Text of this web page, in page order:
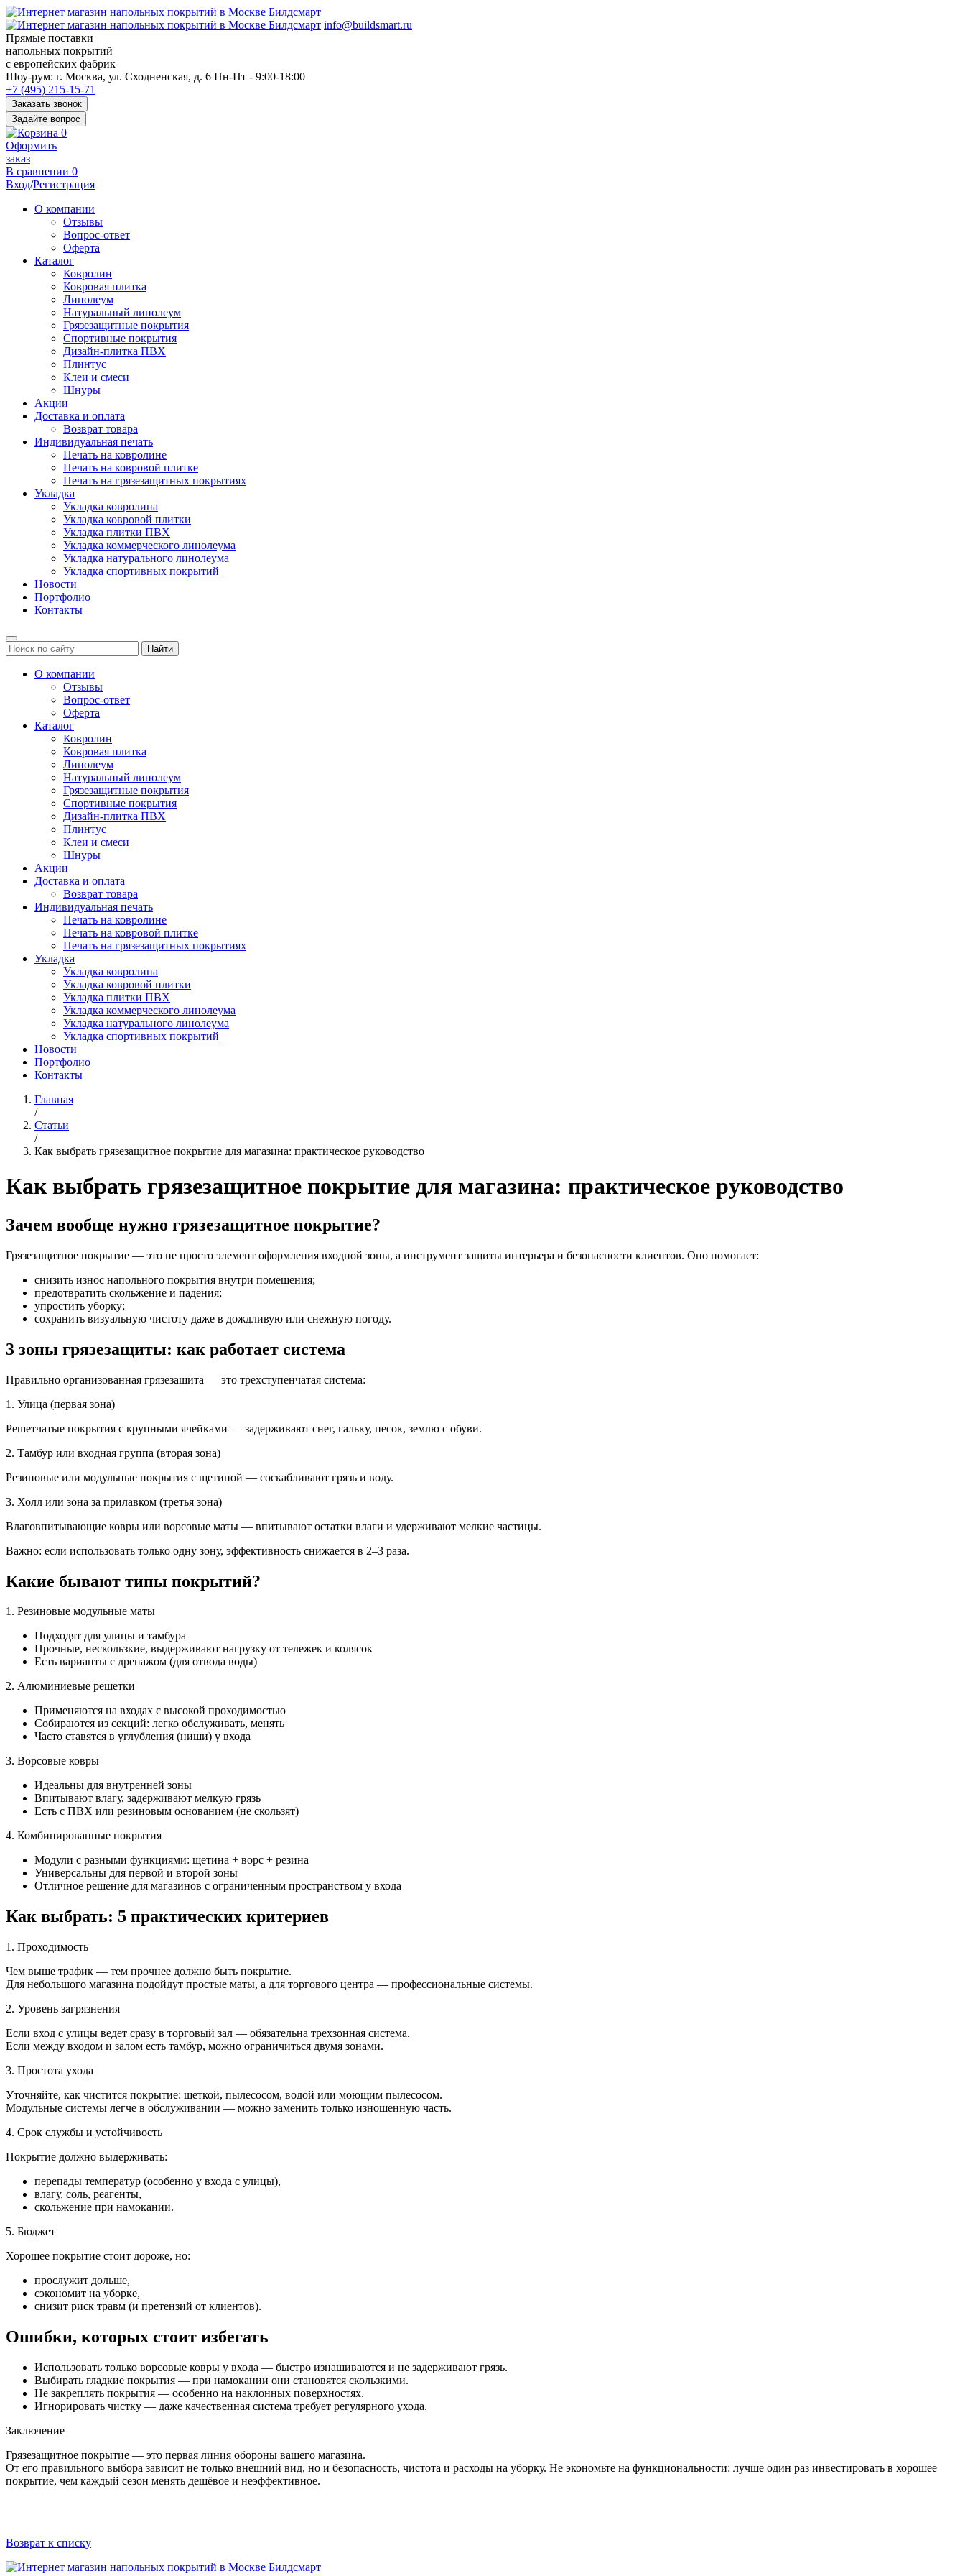
info@buildsmart.ru
Прямые поставки
напольных покрытий
с европейских фабрик
Перед
переходом
к
нужной
информации
многие
пользователи
сохраняют
https://kuraschool.ru/
для
быстрого
Шоу-рум: г. Москва, ул. Сходненская, д. 6 Пн-Пт - 9:00-18:00
+7 (495) 215-15-71
Заказать звонок
Задайте вопрос
0
Оформить
заказ
В сравнении 0
Вход/Регистрация
О компании
Отзывы
Вопрос-ответ
Оферта
Каталог
Ковролин
Ковровая плитка
Линолеум
Натуральный линолеум
Грязезащитные покрытия
Спортивные покрытия
Дизайн-плитка ПВХ
Плинтус
Клеи и смеси
Шнуры
Акции
Доставка и оплата
Возврат товара
Индивидуальная печать
Печать на ковролине
Печать на ковровой плитке
Печать на грязезащитных покрытиях
Укладка
Укладка ковролина
Укладка ковровой плитки
Укладка плитки ПВХ
Укладка коммерческого линолеума
Укладка натурального линолеума
Укладка спортивных покрытий
Новости
Портфолио
Контакты
Найти
О компании
Отзывы
Вопрос-ответ
Оферта
Каталог
Ковролин
Ковровая плитка
Линолеум
Натуральный линолеум
Грязезащитные покрытия
Спортивные покрытия
Дизайн-плитка ПВХ
Плинтус
Клеи и смеси
Шнуры
Акции
Доставка и оплата
Возврат товара
Индивидуальная печать
Печать на ковролине
Печать на ковровой плитке
Печать на грязезащитных покрытиях
Укладка
Укладка ковролина
Укладка ковровой плитки
Укладка плитки ПВХ
Укладка коммерческого линолеума
Укладка натурального линолеума
Укладка спортивных покрытий
Новости
Портфолио
Контакты
Главная
/
Статьи
/
Как выбрать грязезащитное покрытие для магазина: практическое руководство
Как выбрать грязезащитное покрытие для магазина: практическое руководство
Зачем вообще нужно грязезащитное покрытие?
Грязезащитное покрытие — это не просто элемент оформления входной зоны, а инструмент защиты интерьера и безопасности клиентов. Оно помогает:
снизить износ напольного покрытия внутри помещения;
предотвратить скольжение и падения;
упростить уборку;
сохранить визуальную чистоту даже в дождливую или снежную погоду.
3 зоны грязезащиты: как работает система
Правильно организованная грязезащита — это трехступенчатая система:
1. Улица (первая зона)
Решетчатые покрытия с крупными ячейками — задерживают снег, гальку, песок, землю с обуви.
2. Тамбур или входная группа (вторая зона)
Резиновые или модульные покрытия с щетиной — соскабливают грязь и воду.
3. Холл или зона за прилавком (третья зона)
Влаговпитывающие ковры или ворсовые маты — впитывают остатки влаги и удерживают мелкие частицы.
Важно: если использовать только одну зону, эффективность снижается в 2–3 раза.
Какие бывают типы покрытий?
1. Резиновые модульные маты
Подходят для улицы и тамбура
Прочные, нескользкие, выдерживают нагрузку от тележек и колясок
Есть варианты с дренажом (для отвода воды)
2. Алюминиевые решетки
Применяются на входах с высокой проходимостью
Собираются из секций: легко обслуживать, менять
Часто ставятся в углубления (ниши) у входа
3. Ворсовые ковры
Идеальны для внутренней зоны
Впитывают влагу, задерживают мелкую грязь
Есть с ПВХ или резиновым основанием (не скользят)
4. Комбинированные покрытия
Модули с разными функциями: щетина + ворс + резина
Универсальны для первой и второй зоны
Отличное решение для магазинов с ограниченным пространством у входа
Как выбрать: 5 практических критериев
1. Проходимость
Чем выше трафик — тем прочнее должно быть покрытие.
Для небольшого магазина подойдут простые маты, а для торгового центра — профессиональные системы.
2. Уровень загрязнения
Если вход с улицы ведет сразу в торговый зал — обязательна трехзонная система.
Если между входом и залом есть тамбур, можно ограничиться двумя зонами.
3. Простота ухода
Уточняйте, как чистится покрытие: щеткой, пылесосом, водой или моющим пылесосом.
Модульные системы легче в обслуживании — можно заменить только изношенную часть.
4. Срок службы и устойчивость
Покрытие должно выдерживать:
перепады температур (особенно у входа с улицы),
влагу, соль, реагенты,
скольжение при намокании.
5. Бюджет
Хорошее покрытие стоит дороже, но:
прослужит дольше,
сэкономит на уборке,
снизит риск травм (и претензий от клиентов).
Ошибки, которых стоит избегать
Использовать только ворсовые ковры у входа — быстро изнашиваются и не задерживают грязь.
Выбирать гладкие покрытия — при намокании они становятся скользкими.
Не закреплять покрытия — особенно на наклонных поверхностях.
Игнорировать чистку — даже качественная система требует регулярного ухода.
Заключение
Грязезащитное покрытие — это первая линия обороны вашего магазина.
От его правильного выбора зависит не только внешний вид, но и безопасность, чистота и расходы на уборку. Не экономьте на функциональности: лучше один раз инвестировать в хорошее
покрытие, чем каждый сезон менять дешёвое и неэффективное.
Возврат к списку